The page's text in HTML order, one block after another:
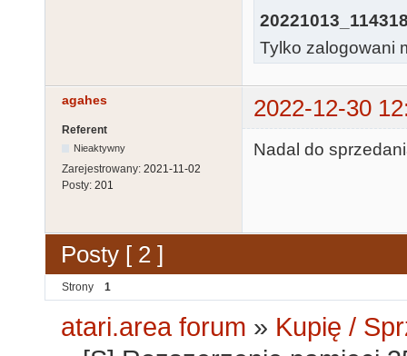
Tylko zalogowani
agahes 2022-12-30
Referent
Nieaktywny
Zarejestrowany: 2021-11-02
Posty: 201
Nadal do
Posty [ 2 ]
Strony 1
atari.area forum » Kupię /